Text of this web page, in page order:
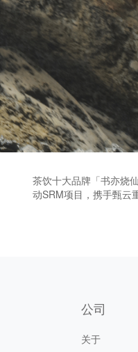
茶饮十大品牌「书亦烧
动SRM项目，携手甄云
公司
关于